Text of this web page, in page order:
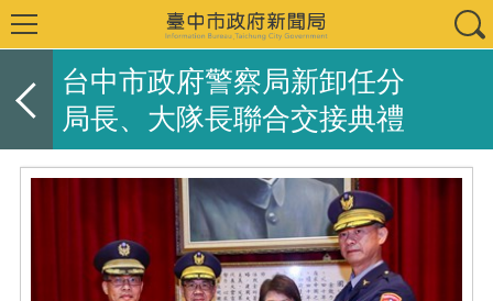
台中市政府警察局新卸任分
局長、大隊長聯合交接典禮